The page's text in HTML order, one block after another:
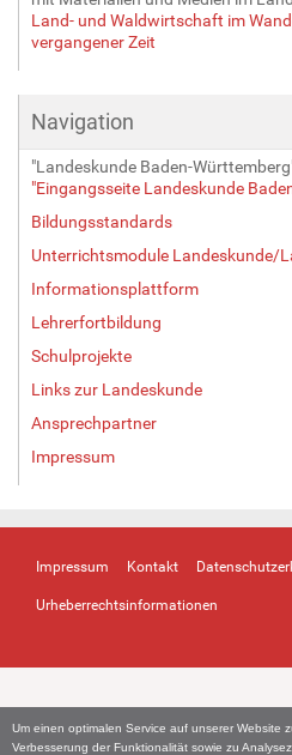
Um einen optimalen Service auf unserer Website
Verbesserung der Funktionalität sowie zu
Land- und Waldwirtschaft im
vergangener Zeit
Navigation
"Landeskunde Baden-
"Eingangsseite Landeskunde
Bildungsstandards
Unterrichtsmodule Landeskunde/
Informationsplattform
Lehrerfortbildung
Schulprojekte
Links zur Landeskunde
Ansprechpartner
Impressum
Impressum Kontakt
Urheberrechtsinformationen